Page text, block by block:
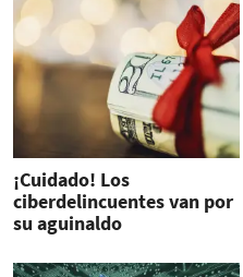
¡Cuidado! Los
ciberdelincuentes van por
su aguinaldo